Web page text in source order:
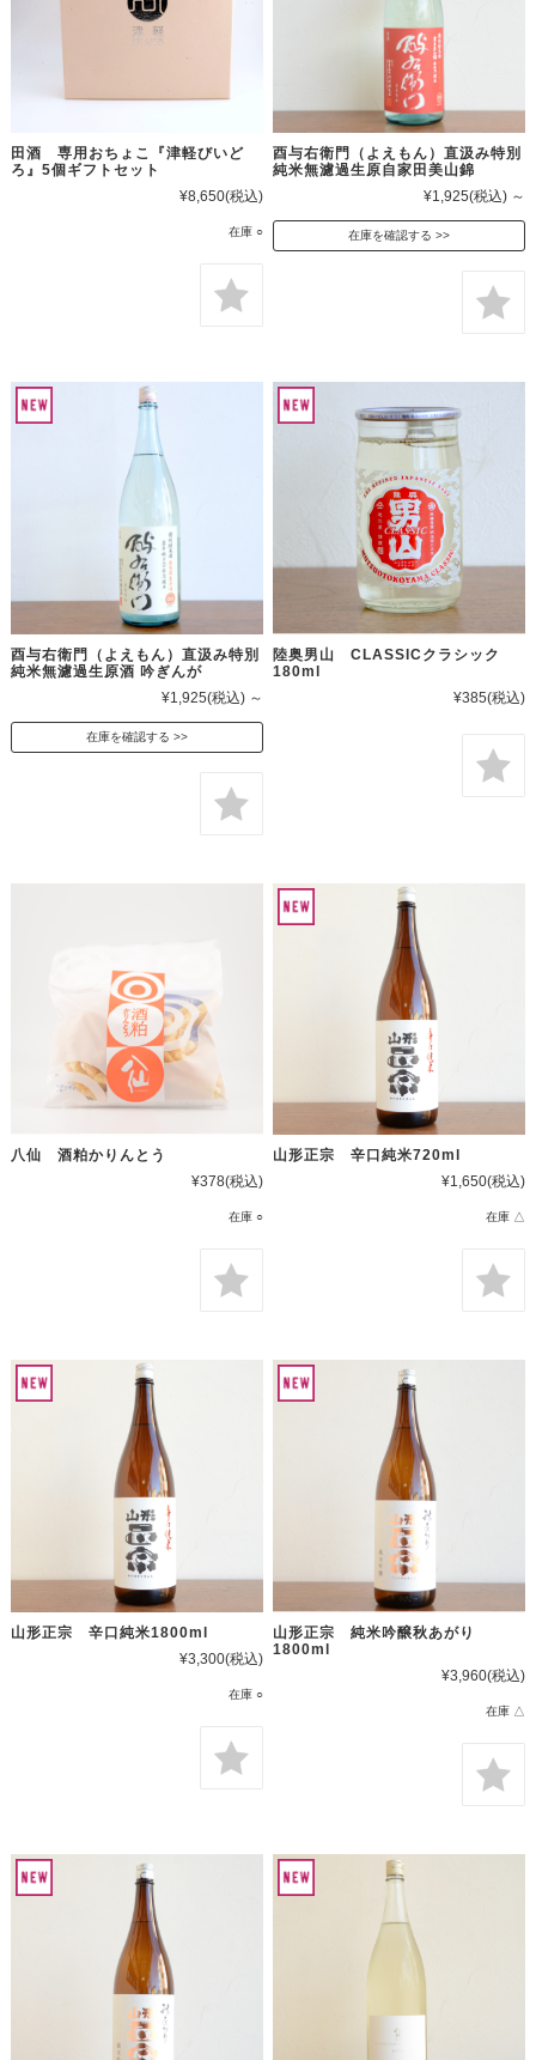
田酒 専用おちょこ『津軽びいど
ろ』5個ギフトセット
¥8,650(税込)
在庫 ○
酉与右衛門（よえもん）直汲み特別
純米無濾過生原自家田美山錦
¥1,925(税込) ～
在庫を確認する
酉与右衛門（よえもん）直汲み特別
純米無濾過生原酒 吟ぎんが
¥1,925(税込) ～
在庫を確認する
陸奥男山 CLASSICクラシック
180ml
¥385(税込)
八仙 酒粕かりんとう
¥378(税込)
在庫 ○
山形正宗 辛口純米720ml
¥1,650(税込)
在庫 △
山形正宗 辛口純米1800ml
¥3,300(税込)
在庫 ○
山形正宗 純米吟醸秋あがり
1800ml
¥3,960(税込)
在庫 △